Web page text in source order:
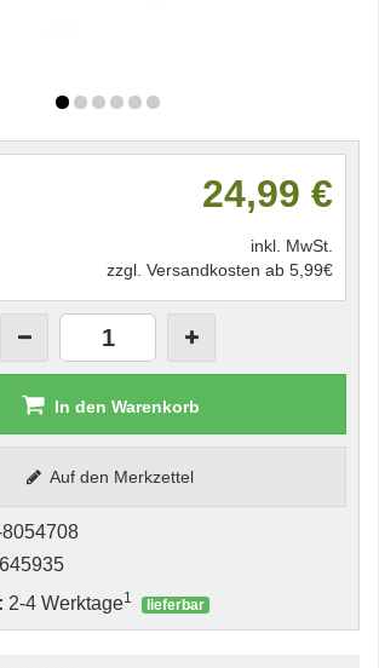
24,99 €
inkl. MwSt.
zzgl. Versandkosten ab 5,99€
In den Warenkorb
Auf den Merkzettel
2-4 Werktage1 lieferbar